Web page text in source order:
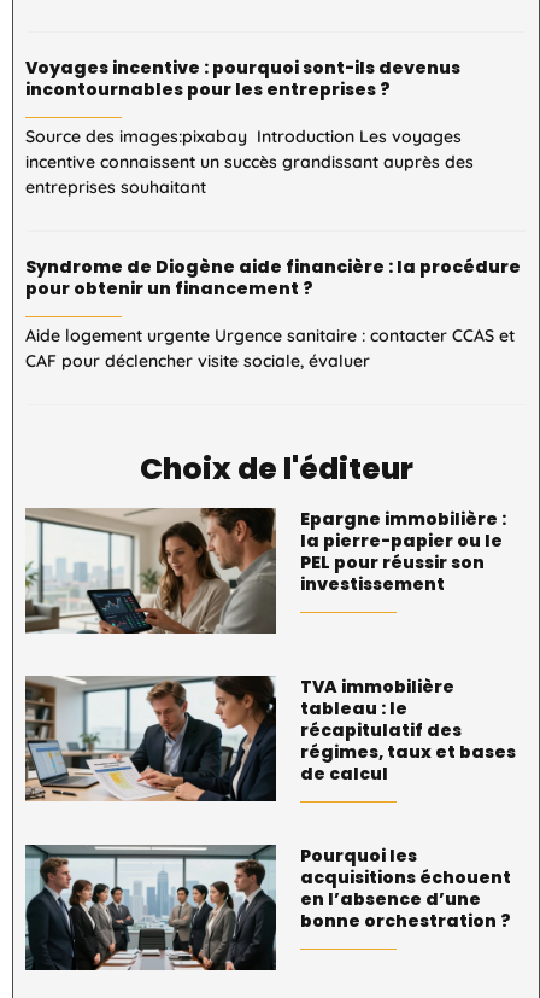
Voyages incentive : pourquoi sont-ils devenus
incontournables pour les entreprises ?
Source des images:pixabay Introduction Les voyages
incentive connaissent un succès grandissant auprès des
entreprises souhaitant
Syndrome de Diogène aide financière : la procédure
pour obtenir un financement ?
Aide logement urgente Urgence sanitaire : contacter CCAS et
CAF pour déclencher visite sociale, évaluer
Choix de l'éditeur
Epargne immobilière :
la pierre-papier ou le
PEL pour réussir son
investissement
TVA immobilière
tableau : le
récapitulatif des
régimes, taux et bases
de calcul
Pourquoi les
acquisitions échouent
en l’absence d’une
bonne orchestration ?